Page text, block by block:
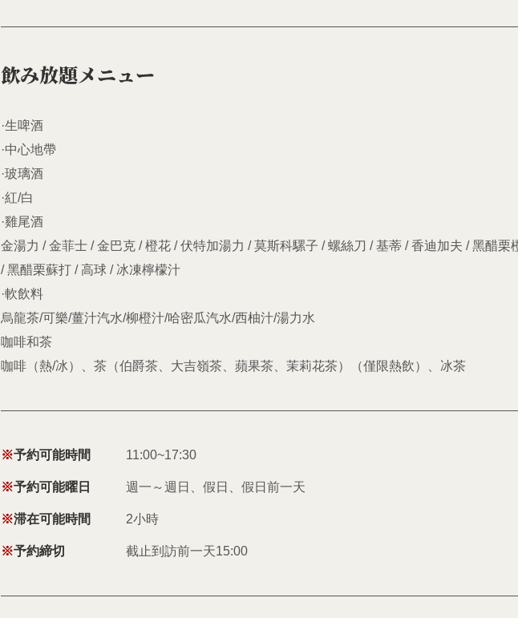
飲み放題メニュー
·生啤酒
·中心地帶
·玻璃酒
·紅/白
·雞尾酒
金湯力 / 金菲士 / 金巴克 / 橙花 / 伏特加湯力 / 莫斯科騾子 / 螺絲刀 / 基蒂 / 香迪加夫 / 黑醋栗
/ 黑醋栗蘇打 / 高球 / 冰凍檸檬汁
·軟飲料
烏龍茶/可樂/薑汁汽水/柳橙汁/哈密瓜汽水/西柚汁/湯力水
咖啡和茶
咖啡（熱/冰）、茶（伯爵茶、大吉嶺茶、蘋果茶、茉莉花茶）（僅限熱飲）、冰茶
予約可能時間 11:00~17:30
予約可能曜日 週一～週日、假日、假日前一天
滞在可能時間 2小時
予約締切 截止到訪前一天15:00